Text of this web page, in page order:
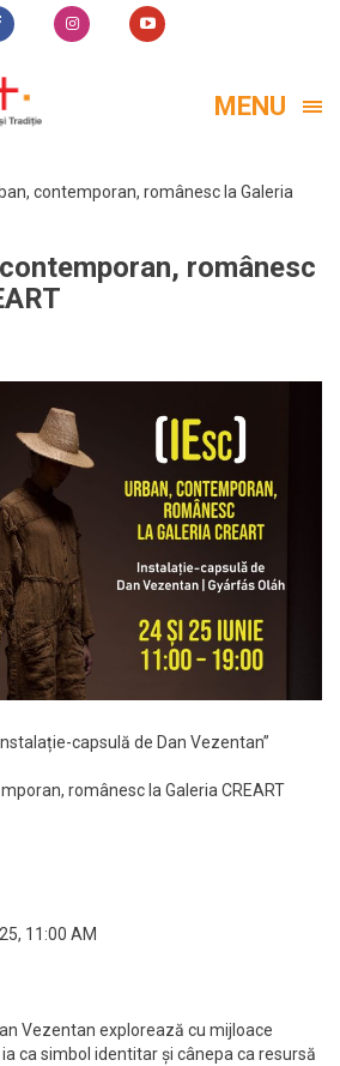
MENU
contemporan, românesc la Galeria
românesc
capsulă de Dan Vezentan”
românesc la Galeria CREART
11:00 AM
Vezentan explorează cu mijloace
ca simbol identitar și cânepa ca resursă